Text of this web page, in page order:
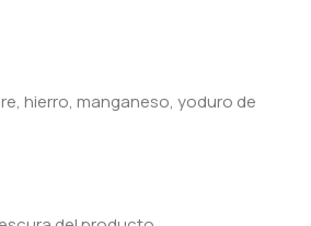
hierro, manganeso, yoduro de